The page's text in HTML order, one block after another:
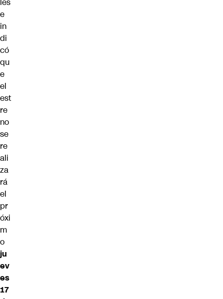
e
in
di
có
qu
e
el
est
re
no
se
re
ali
za
rá
el
pr
óxi
m
o
ju
ev
es
17